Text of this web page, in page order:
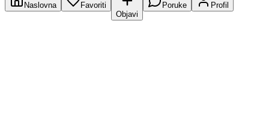
Naslovna
Favoriti
Objavi
Poruke Profil